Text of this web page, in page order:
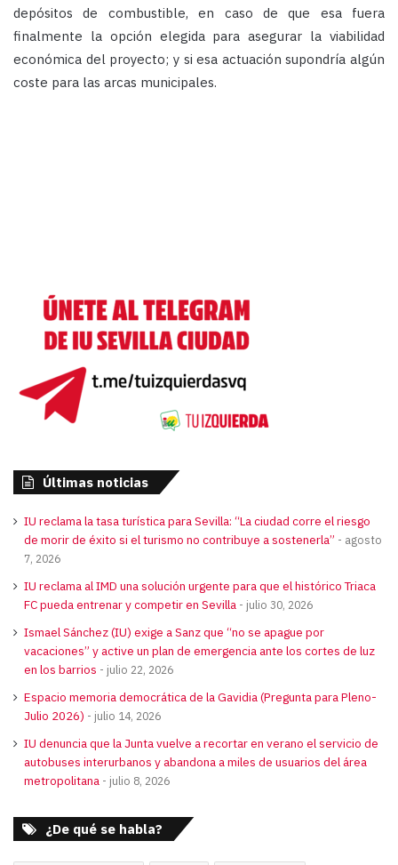
depósitos de combustible, en caso de que esa fuera
finalmente la opción elegida para asegurar la viabilidad
económica del proyecto; y si esa actuación supondría algún
coste para las arcas municipales.
Últimas noticias
IU reclama la tasa turística para Sevilla: “La ciudad corre el riesgo
de morir de éxito si el turismo no contribuye a sostenerla”
agosto
7, 2026
IU reclama al IMD una solución urgente para que el histórico Triaca
FC pueda entrenar y competir en Sevilla
julio 30, 2026
Ismael Sánchez (IU) exige a Sanz que “no se apague por
vacaciones” y active un plan de emergencia ante los cortes de luz
en los barrios
julio 22, 2026
Espacio memoria democrática de la Gavidia (Pregunta para Pleno-
Julio 2026)
julio 14, 2026
IU denuncia que la Junta vuelve a recortar en verano el servicio de
autobuses interurbanos y abandona a miles de usuarios del área
metropolitana
julio 8, 2026
¿De qué se habla?